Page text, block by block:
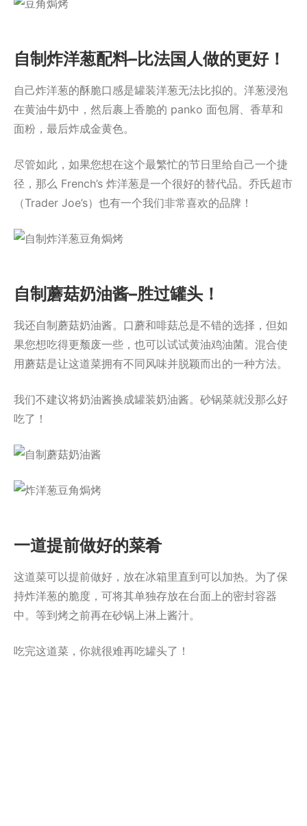
自制炸洋葱配料–比法国人做的更好！
自己炸洋葱的酥脆口感是罐装洋葱无法比拟的。洋葱浸泡
在黄油牛奶中，然后裹上香脆的 panko 面包屑、香草和
面粉，最后炸成金黄色。
尽管如此，如果您想在这个最繁忙的节日里给自己一个捷
径，那么 French’s 炸洋葱是一个很好的替代品。乔氏超市
（Trader Joe’s）也有一个我们非常喜欢的品牌！
自制蘑菇奶油酱–胜过罐头！
我还自制蘑菇奶油酱。口蘑和啡菇总是不错的选择，但如
果您想吃得更颓废一些，也可以试试黄油鸡油菌。混合使
用蘑菇是让这道菜拥有不同风味并脱颖而出的一种方法。
我们不建议将奶油酱换成罐装奶油酱。砂锅菜就没那么好
吃了！
一道提前做好的菜肴
这道菜可以提前做好，放在冰箱里直到可以加热。为了保
持炸洋葱的脆度，可将其单独存放在台面上的密封容器
中。等到烤之前再在砂锅上淋上酱汁。
吃完这道菜，你就很难再吃罐头了！